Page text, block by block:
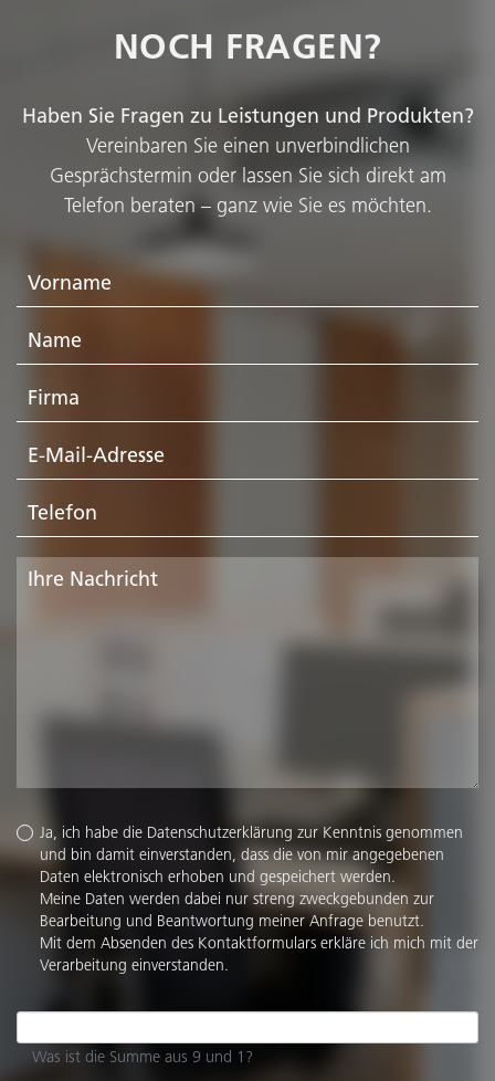
NOCH FRAGEN?
Haben Sie Fragen zu Leistungen und Produkten?
Vereinbaren Sie einen unverbindlichen
Gesprächstermin oder lassen Sie sich direkt am
Telefon beraten – ganz wie Sie es möchten.
Ja, ich habe die Datenschutzerklärung zur Kenntnis genommen
und bin damit einverstanden, dass die von mir angegebenen
Daten elektronisch erhoben und gespeichert werden.
Meine Daten werden dabei nur streng zweckgebunden zur
Bearbeitung und Beantwortung meiner Anfrage benutzt.
Mit dem Absenden des Kontaktformulars erkläre ich mich mit der
Verarbeitung einverstanden.
Was ist die Summe aus 9 und 1?